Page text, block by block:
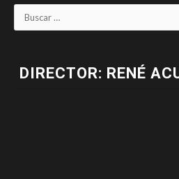
DIRECTOR: RENÉ